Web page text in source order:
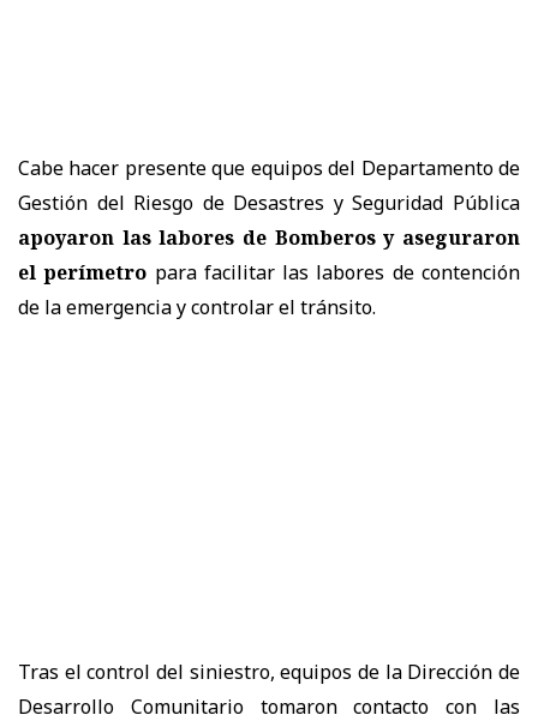
Cabe hacer presente que equipos del Departamento de
Gestión del Riesgo de Desastres y Seguridad Pública
apoyaron las labores de Bomberos y aseguraron
el perímetro para facilitar las labores de contención
de la emergencia y controlar el tránsito.
Tras el control del siniestro, equipos de la Dirección de
Desarrollo Comunitario tomaron contacto con las